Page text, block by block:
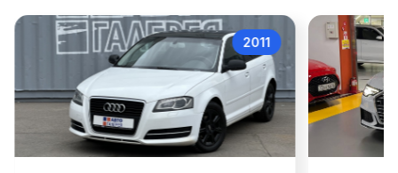
Audi A6
2022